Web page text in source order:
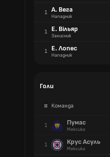
1 А. Вега
Нападник
1 Е. Вільяр
Захисник
1 Е. Лопес
Нападник
Голи
# Команда
1 Пумас
Мексика
1 Крус Асуль
Мексика